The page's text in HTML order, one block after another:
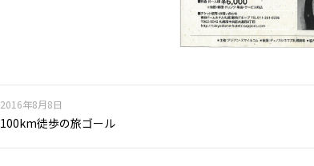
2016年8月8日
100km徒歩の旅ゴール